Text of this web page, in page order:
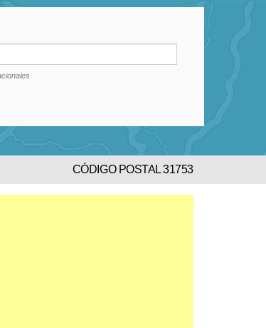
CÓDIGO POSTAL 31753